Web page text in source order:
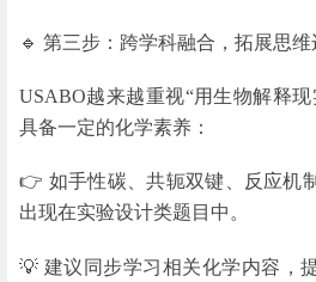
🔹 第三步：跨学科融合，拓展思维
USABO越来越重视“用生物解释
具备一定的化学素养：
👉 如手性碳、共轭双键、反应机
出现在实验设计类题目中。
💡 建议同步学习相关化学内容，